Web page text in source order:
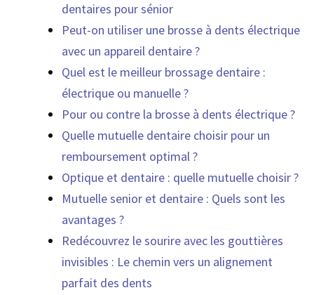
dentaires pour sénior
Peut-on utiliser une brosse à dents électrique
avec un appareil dentaire ?
Quel est le meilleur brossage dentaire :
électrique ou manuelle ?
Pour ou contre la brosse à dents électrique ?
Quelle mutuelle dentaire choisir pour un
remboursement optimal ?
Optique et dentaire : quelle mutuelle choisir ?
Mutuelle senior et dentaire : Quels sont les
avantages ?
Redécouvrez le sourire avec les gouttières
invisibles : Le chemin vers un alignement
parfait des dents